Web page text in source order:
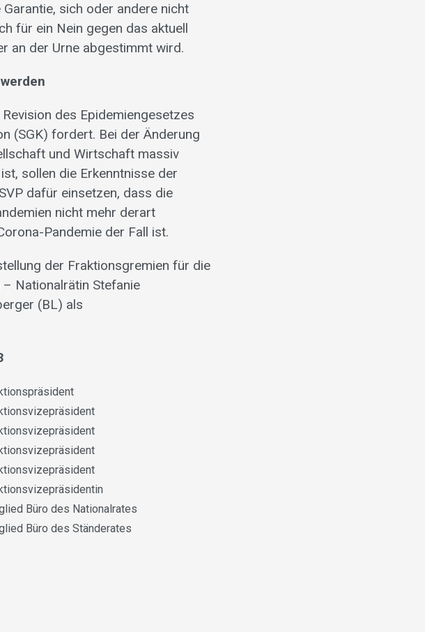
sich oder andere nicht
für ein Nein gegen das aktuell
an der Urne abgestimmt wird.
des Epidemiengesetzes
(SGK) fordert. Bei der Änderung
und Wirtschaft massiv
sollen die Erkenntnisse der
dafür einsetzen, dass die
nicht mehr derart
Pandemie der Fall ist.
der Fraktionsgremien für die
Nationalrätin Stefanie
(BL) als
Büro des Nationalrates
Büro des Ständerates